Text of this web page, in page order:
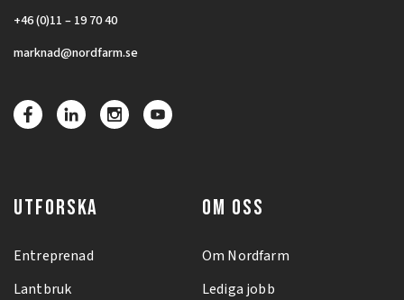
+46 (0)11 – 19 70 40
marknad@nordfarm.se
UTFORSKA
Entreprenad
Lantbruk
OM OSS
Om Nordfarm
Lediga jobb